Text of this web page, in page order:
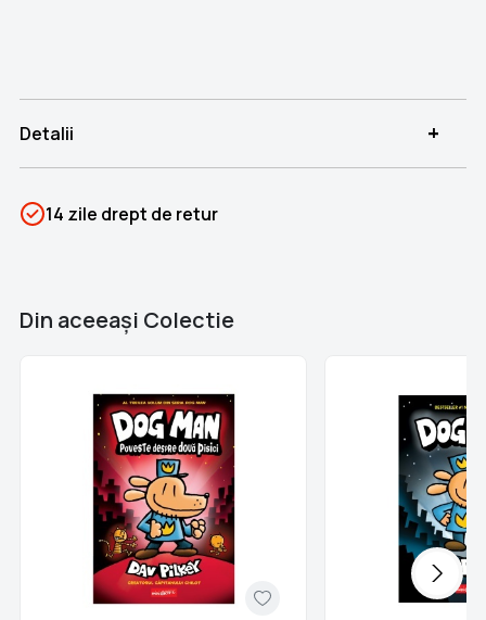
Detalii +
Categorii
Colecția Spider-Man
14 zile drept de retur
Din aceeaşi Colectie